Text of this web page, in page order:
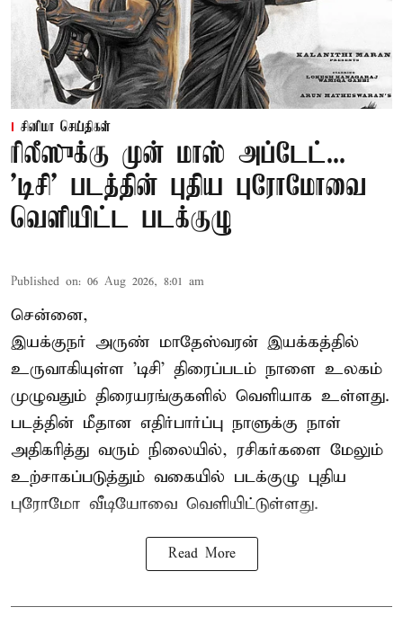
சினிமா செய்திகள்
ரிலீஸுக்கு முன் மாஸ் அப்டேட்...
'டிசி' படத்தின் புதிய புரோமோவை
வெளியிட்ட படக்குழு
Published on: 06 Aug 2026, 8:01 am
சென்னை,
இயக்குநர் அருண் மாதேஸ்வரன் இயக்கத்தில்
உருவாகியுள்ள 'டிசி' திரைப்படம் நாளை உலகம்
முழுவதும் திரையரங்குகளில் வெளியாக உள்ளது.
படத்தின் மீதான எதிர்பார்ப்பு நாளுக்கு நாள்
அதிகரித்து வரும் நிலையில், ரசிகர்களை மேலும்
உற்சாகப்படுத்தும் வகையில் படக்குழு புதிய
புரோமோ வீடியோவை வெளியிட்டுள்ளது.
Read More